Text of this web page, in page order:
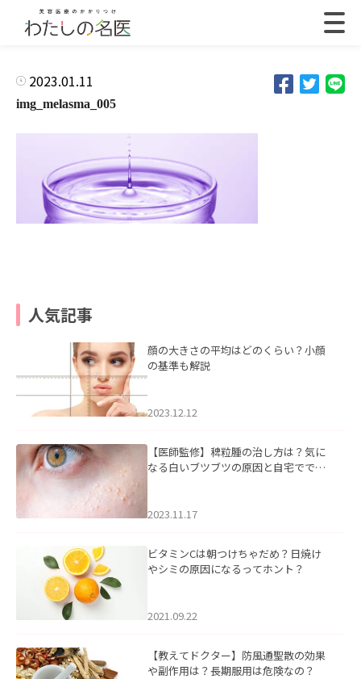
2023.01.11
img_melasma_005
人気記事
顔の大きさの平均はどのくらい？小顔
の基準も解説
2023.12.12
【医師監修】稗粒腫の治し方は？気に
なる白いブツブツの原因と自宅ででき
2023.11.17
ビタミンCは朝つけちゃだめ？日焼け
やシミの原因になるってホント？
2021.09.22
【教えてドクター】防風通聖散の効果
や副作用は？長期服用は危険なの？